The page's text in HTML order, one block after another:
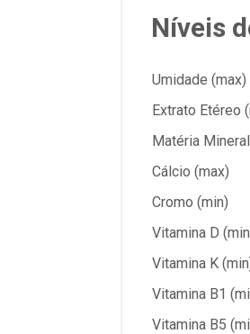
Níveis
Umidade (max)
Extrato Etéreo
Matéria
Cálcio (max)
Cromo (min)
Vitamina D
Vitamina K
Vitamina B1
Vitamina B5